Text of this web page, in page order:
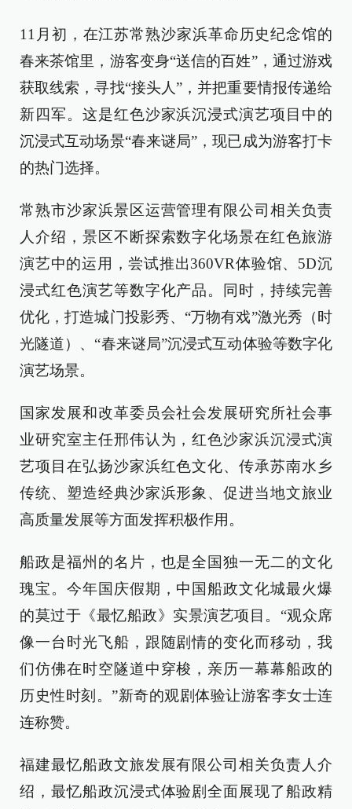
11月初，在江苏常熟沙家浜革命历史纪念馆的
春来茶馆里，游客变身“送信的百姓”，通过游戏
获取线索，寻找“接头人”，并把重要情报传递给
新四军。这是红色沙家浜沉浸式演艺项目中的
沉浸式互动场景“春来谜局”，现已成为游客打卡
的热门选择。
常熟市沙家浜景区运营管理有限公司相关负责
人介绍，景区不断探索数字化场景在红色旅游
演艺中的运用，尝试推出360VR体验馆、5D沉
浸式红色演艺等数字化产品。同时，持续完善
优化，打造城门投影秀、“万物有戏”激光秀（时
光隧道）、“春来谜局”沉浸式互动体验等数字化
演艺场景。
国家发展和改革委员会社会发展研究所社会事
业研究室主任邢伟认为，红色沙家浜沉浸式演
艺项目在弘扬沙家浜红色文化、传承苏南水乡
传统、塑造经典沙家浜形象、促进当地文旅业
高质量发展等方面发挥积极作用。
船政是福州的名片，也是全国独一无二的文化
瑰宝。今年国庆假期，中国船政文化城最火爆
的莫过于《最忆船政》实景演艺项目。“观众席
像一台时光飞船，跟随剧情的变化而移动，我
们仿佛在时空隧道中穿梭，亲历一幕幕船政的
历史性时刻。”新奇的观剧体验让游客李女士连
连称赞。
福建最忆船政文旅发展有限公司相关负责人介
绍，最忆船政沉浸式体验剧全面展现了船政精